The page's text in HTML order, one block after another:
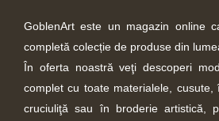
GoblenArt este un magazin online
completă colecție de produse din
În oferta noastră veţi descoperi
complet cu toate materialele,
cruciuliţă sau în broderie artistică,